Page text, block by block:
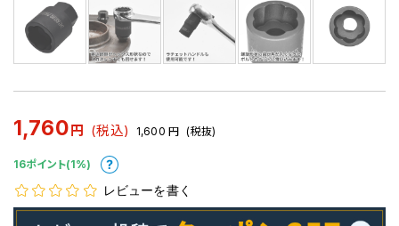
1,760 円 (税込) 1,600 円 (税抜)
16ポイント(1%)
レビューを書く